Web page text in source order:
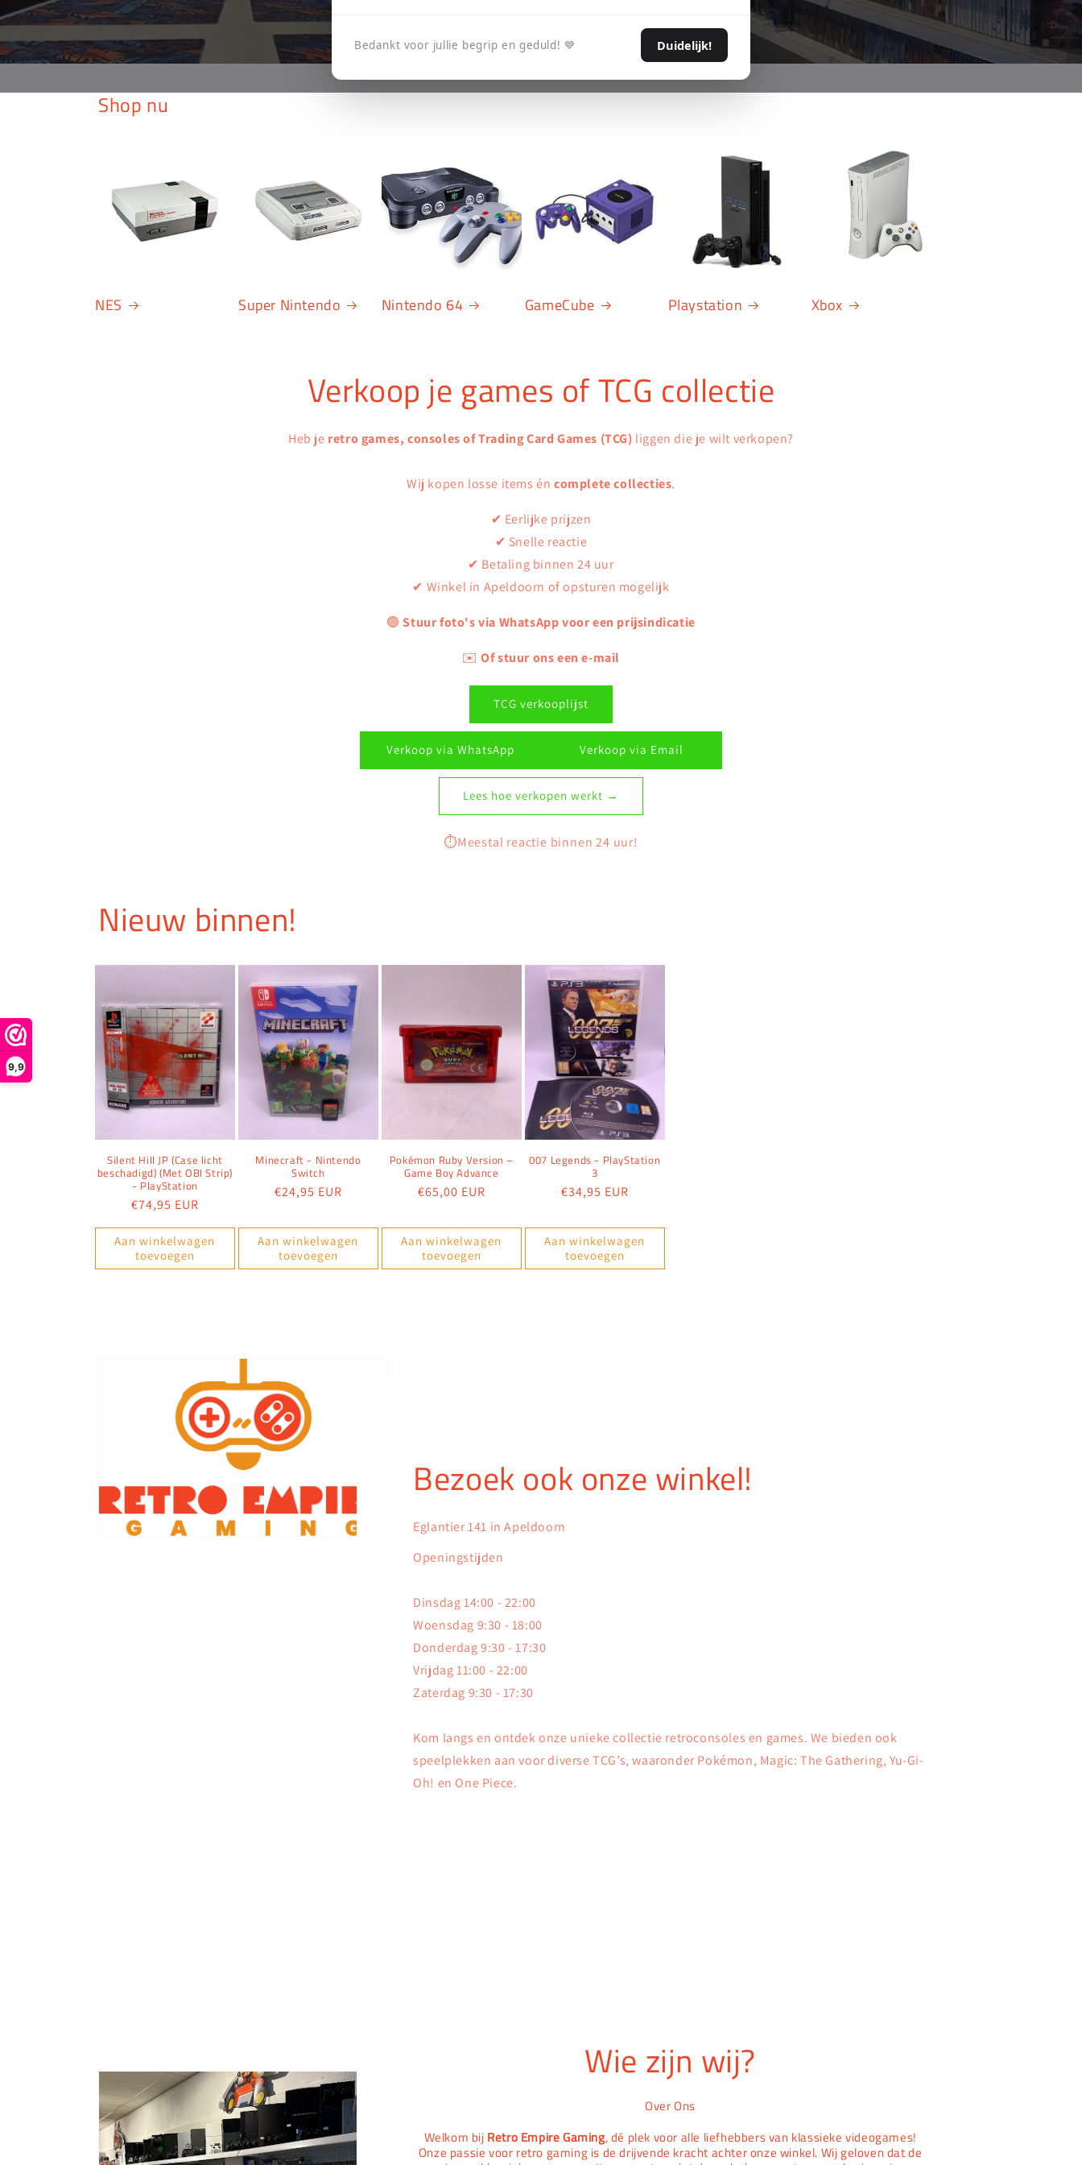
9,9
Shop nu
NES Super Nintendo Nintendo 64 GameCube Playstation Xbox
Verkoop je games of TCG collectie
Heb je retro games, consoles of Trading Card Games (TCG) liggen die je wilt verkopen?
Wij kopen losse items én complete collecties.
✔ Eerlijke prijzen
✔ Snelle reactie
✔ Betaling binnen 24 uur
✔ Winkel in Apeldoorn of opsturen mogelijk
🟢Stuur foto's via WhatsApp voor een prijsindicatie
✉️Of stuur ons een e-mail
TCG verkooplijst
Verkoop via WhatsApp Verkoop via Email
Lees hoe verkopen werkt →
⏱️Meestal reactie binnen 24 uur!
Nieuw binnen!
Silent Hill JP (Case licht
beschadigd) (Met OBI Strip)
- PlayStation
Normale
€74,95 EUR
Aan winkelwagen
toevoegen
Minecraft - Nintendo
Switch
Normale
€24,95 EUR
Aan winkelwagen
toevoegen
Pokémon Ruby Version –
Game Boy Advance
Normale
€65,00 EUR
Aan winkelwagen
toevoegen
007 Legends - PlayStation
3
Normale
€34,95 EUR
Aan winkelwagen
toevoegen
Bezoek ook onze winkel!
Eglantier 141 in Apeldoorn
Openingstijden
Dinsdag 14:00 - 22:00
Woensdag 9:30 - 18:00
Donderdag 9:30 - 17:30
Vrijdag 11:00 - 22:00
Zaterdag 9:30 - 17:30
Kom langs en ontdek onze unieke collectie retroconsoles en games. We bieden ook
speelplekken aan voor diverse TCG’s, waaronder Pokémon, Magic: The Gathering, Yu-Gi-
Oh! en One Piece.
Wie zijn wij?
Over Ons
Welkom bij Retro Empire Gaming, dé plek voor alle liefhebbers van klassieke videogames!
Onze passie voor retro gaming is de drijvende kracht achter onze winkel. Wij geloven dat de
Bedankt voor jullie begrip en geduld! 💙 Duidelijk!